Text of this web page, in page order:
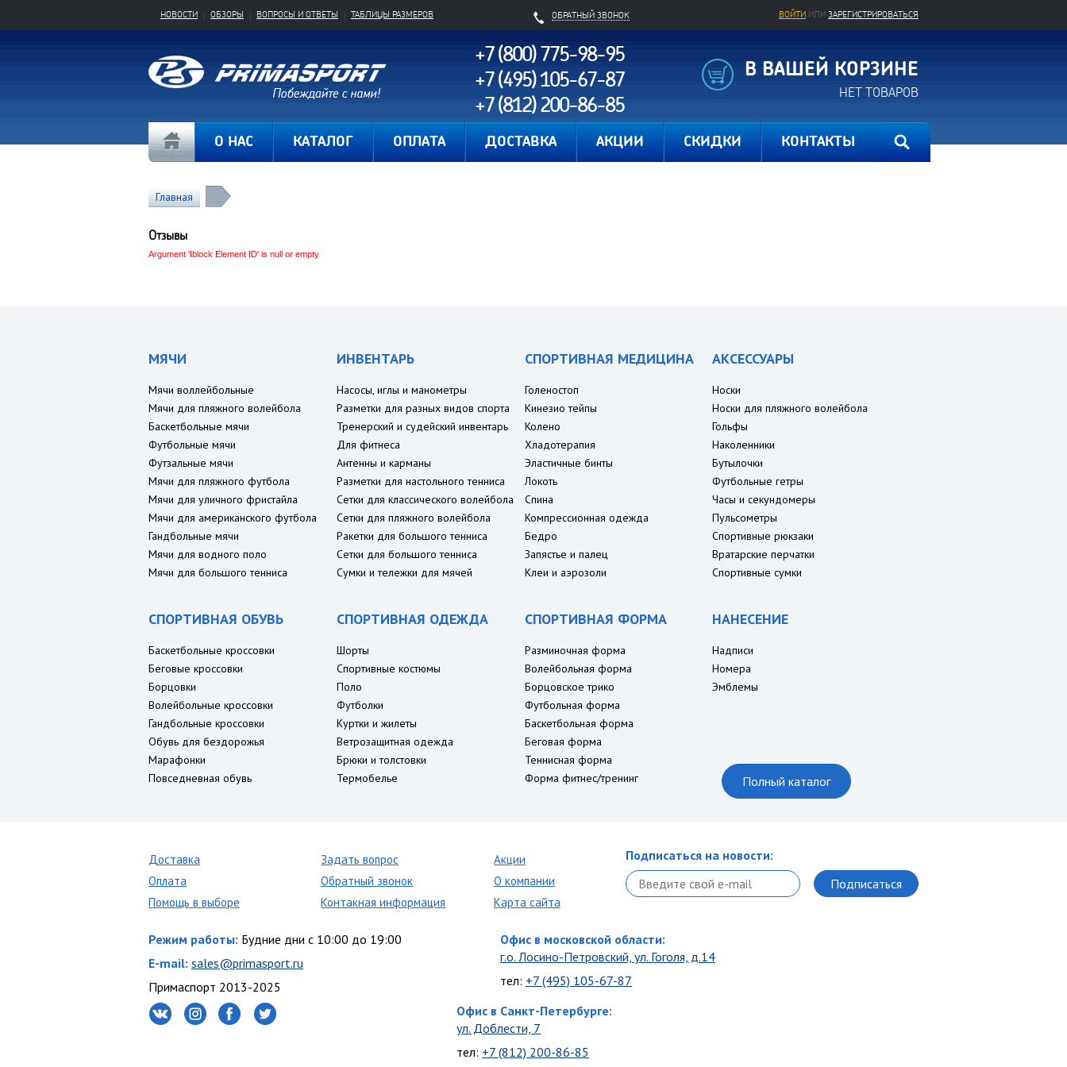
ОБРАТНЫЙ ЗВОНОК ВОЙТИ ИЛИ ЗАРЕГИСТРИРОВАТЬСЯ
НОВОСТИ ОБЗОРЫ ВОПРОСЫ И ОТВЕТЫ ТАБЛИЦЫ РАЗМЕРОВ
+7 (800) 775-98-95
+7 (495) 105-67-87
+7 (812) 200-86-85
В ВАШЕЙ КОРЗИНЕ
НЕТ ТОВАРОВ
О НАС КАТАЛОГ ОПЛАТА ДОСТАВКА АКЦИИ СКИДКИ КОНТАКТЫ
Главная
Отзывы
Argument 'Iblock Element ID' is null or empty
МЯЧИ
Мячи воллейбольные
Мячи для пляжного волейбола
Баскетбольные мячи
Футбольные мячи
Футзальные мячи
Мячи для пляжного футбола
Мячи для уличного фристайла
Мячи для американского футбола
Гандбольные мячи
Мячи для водного поло
Мячи для большого тенниса
ИНВЕНТАРЬ
Насосы, иглы и манометры
Разметки для разных видов спорта
Тренерский и судейский инвентарь
Для фитнеса
Антенны и карманы
Разметки для настольного тенниса
Сетки для классического волейбола
Сетки для пляжного волейбола
Ракетки для большого тенниса
Сетки для большого тенниса
Сумки и тележки для мячей
СПОРТИВНАЯ МЕДИЦИНА
Голеностоп
Кинезио тейпы
Колено
Хладотерапия
Эластичные бинты
Локоть
Спина
Компрессионная одежда
Бедро
Запястье и палец
Клеи и аэрозоли
АКСЕССУАРЫ
Носки
Носки для пляжного волейбола
Гольфы
Наколенники
Бутылочки
Футбольные гетры
Часы и секундомеры
Пульсометры
Спортивные рюкзаки
Вратарские перчатки
Спортивные сумки
СПОРТИВНАЯ ОБУВЬ
Баскетбольные кроссовки
Беговые кроссовки
Борцовки
Волейбольные кроссовки
Гандбольные кроссовки
Обувь для бездорожья
Марафонки
Повседневная обувь
СПОРТИВНАЯ ОДЕЖДА
Шорты
Спортивные костюмы
Поло
Футболки
Куртки и жилеты
Ветрозащитная одежда
Брюки и толстовки
Термобелье
СПОРТИВНАЯ ФОРМА
Разминочная форма
Волейбольная форма
Борцовское трико
Футбольная форма
Баскетбольная форма
Беговая форма
Теннисная форма
Форма фитнес/тренинг
НАНЕСЕНИЕ
Надписи
Номера
Эмблемы
Полный каталог
Доставка
Оплата
Помощь в выборе
Задать вопрос
Обратный звонок
Контакная информация
Акции
О компании
Карта сайта
Подписаться на новости:
Режим работы: Будние дни с 10:00 до 19:00
E-mail: sales@primasport.ru
Примаспорт 2013-2025
Офис в московской области:
г.о. Лосино-Петровский, ул. Гоголя, д.14
тел: +7 (495) 105-67-87
Офис в Санкт-Петербурге:
ул. Доблести, 7
тел: +7 (812) 200-86-85